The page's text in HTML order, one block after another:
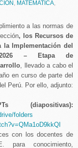
, MATEMATICA,
a las normas de
, los Recursos de
la Implementación del
2026 – Etapa de
, llevado a cabo el
en curso de parte del
Perú. Por ello, adjunto:
(diapositivas):
folders
con los docentes de
para conocimiento,